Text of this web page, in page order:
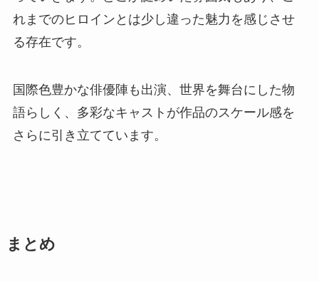
れまでのヒロインとは少し違った魅力を感じさせ
る存在です。
国際色豊かな俳優陣も出演、世界を舞台にした物
語らしく、多彩なキャストが作品のスケール感を
さらに引き立てています。
まとめ